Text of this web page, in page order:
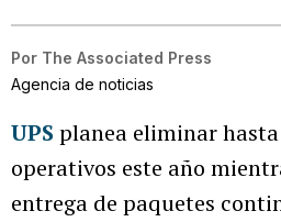
Por The Associated Press
Agencia de noticias
UPS planea eliminar
operativos este año
entrega de paquetes